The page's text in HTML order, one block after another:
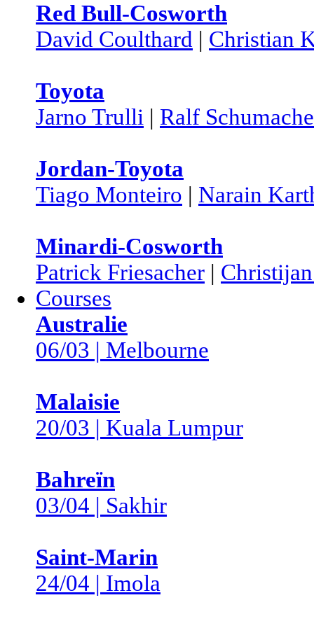
Red Bull-Cosworth
David Coulthard | Christian
Toyota
Jarno Trulli | Ralf
Jordan-Toyota
Tiago Monteiro | Narain
Minardi-Cosworth
Patrick Friesacher |
Courses
Australie
06/03 | Melbourne
Malaisie
20/03 | Kuala Lumpur
Bahreïn
03/04 | Sakhir
Saint-Marin
24/04 | Imola